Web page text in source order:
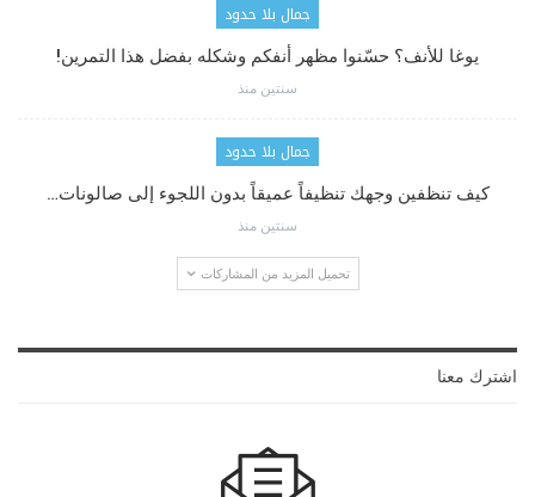
جمال بلا حدود
يوغا للأنف؟ حسّنوا مظهر أنفكم وشكله بفضل هذا التمرين!
سنتين منذ
جمال بلا حدود
كيف تنظفين وجهك تنظيفاً عميقاً بدون اللجوء إلى صالونات…
سنتين منذ
تحميل المزيد من المشاركات
اشترك معنا